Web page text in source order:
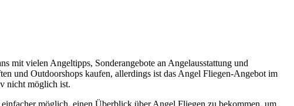
mit vielen Angeltipps, Sonderangebote an Angelausstattung und
und Outdoorshops kaufen, allerdings ist das Angel Fliegen-Angebot im
nicht möglich ist.